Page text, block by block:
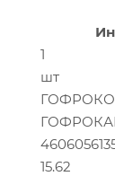
1
шт
15.62